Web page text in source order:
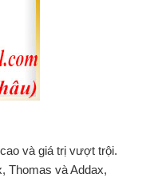
và giá trị vượt trội.
Thomas và Addax,